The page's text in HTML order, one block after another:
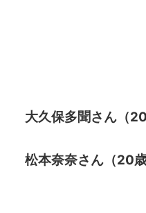
大久保多聞さん（20
松本奈奈さん（20歳